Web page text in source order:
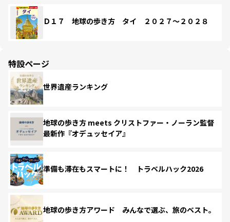
Ｄ１７ 地球の歩き方 タイ ２０２７～２０２８
特設ページ
世界遺産ランキング
地球の歩き方 meets クリストファー・ノーラン監督
最新作『オデュッセイア』
準備も滞在もスマートに！ トラベルハック2026
地球の歩き方アワード みんなで選ぶ、旅のベスト。